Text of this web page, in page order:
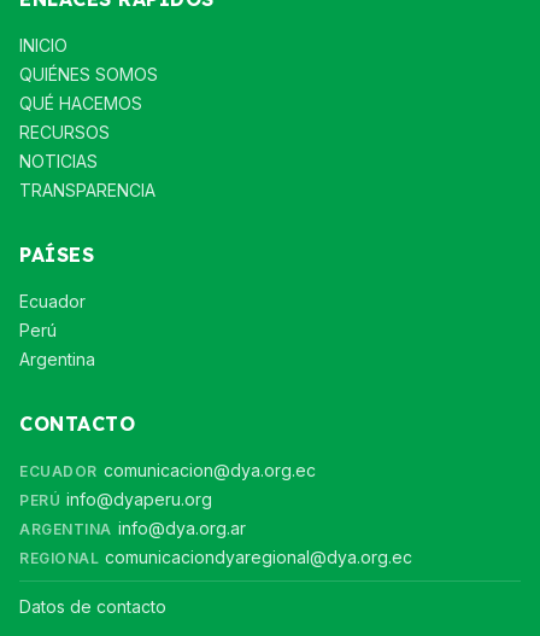
INICIO
QUIÉNES SOMOS
QUÉ HACEMOS
RECURSOS
NOTICIAS
TRANSPARENCIA
PAÍSES
Ecuador
Perú
Argentina
CONTACTO
ECUADOR comunicacion@dya.org.ec
PERÚ info@dyaperu.org
ARGENTINA info@dya.org.ar
REGIONAL comunicaciondyaregional@dya.org.ec
Datos de contacto